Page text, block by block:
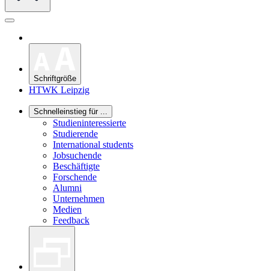
Schriftgröße
HTWK Leipzig
Schnelleinstieg für ...
Studieninteressierte
Studierende
International students
Jobsuchende
Beschäftigte
Forschende
Alumni
Unternehmen
Medien
Feedback